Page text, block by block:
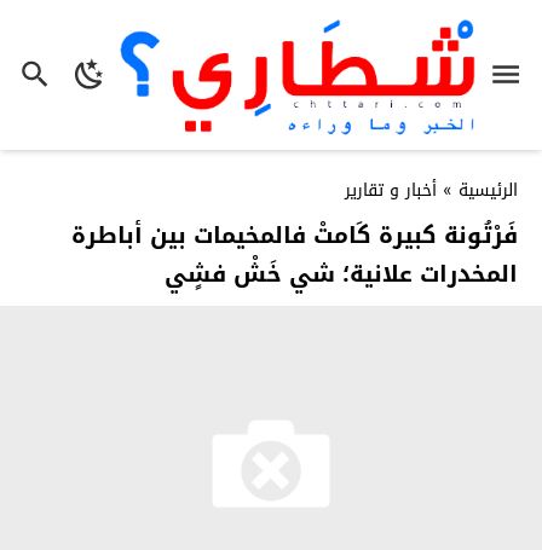
الرئيسية » أخبار و تقارير
فَرْتُونة كبيرة كَامتْ فالمخيمات بين أباطرة
المخدرات علانية؛ شي خَشْ فشٍي